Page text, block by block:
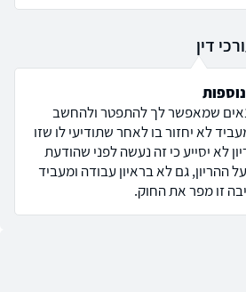
דין
שמאפשר לך להתפטר ולהחשב
לא יחזור בו לאחר שתודיעי לו שזו
לא יסייע כי זה נעשה לפני שהודעת
ההריון, גם לא בראיון עבודה ומעביד
זו מפר את החוק.